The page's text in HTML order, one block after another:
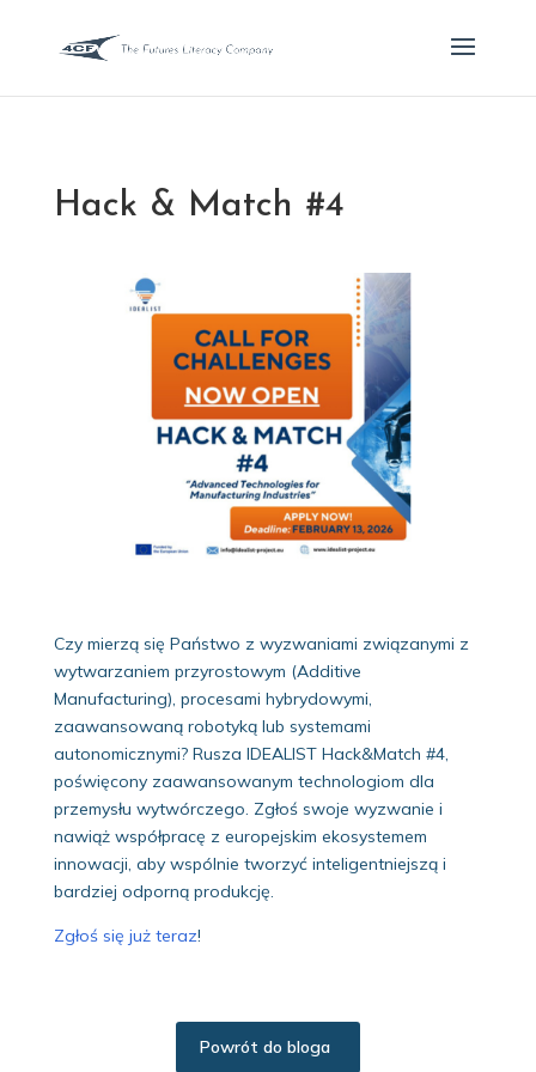
Hack & Match #4
Czy mierzą się Państwo z wyzwaniami związanymi z
wytwarzaniem przyrostowym (Additive
Manufacturing), procesami hybrydowymi,
zaawansowaną robotyką lub systemami
autonomicznymi? Rusza IDEALIST Hack&Match #4,
poświęcony zaawansowanym technologiom dla
przemysłu wytwórczego. Zgłoś swoje wyzwanie i
nawiąż współpracę z europejskim ekosystemem
innowacji, aby wspólnie tworzyć inteligentniejszą i
bardziej odporną produkcję.
Zgłoś się już teraz!
Powrót do bloga